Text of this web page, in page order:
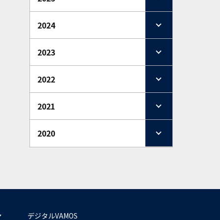
2024
2023
2022
2021
2020
デジタルVAMOS